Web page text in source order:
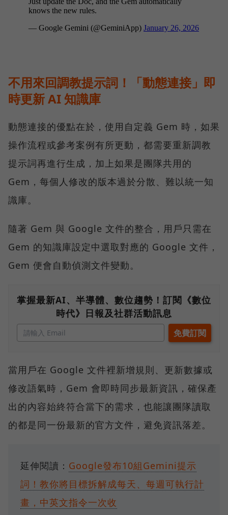
不用來回調教提示詞！「動態連接」即
時更新 AI 知識庫
動態連接的優點在於，使用自定義 Gem 時，如果
操作流程或參考案例有所更動，都需要重新調教
提示詞再進行生成，加上如果是團隊共用的
Gem，每個人修改的版本過於分散、難以統一知
識庫。
隨著 Gem 與 Google 文件的整合，用戶只需在
Gem 的知識庫設定中選取對應的 Google 文件，
Gem 便會自動偵測文件變動。
掌握最新AI、半導體、數位趨勢！訂閱《數位
時代》日報及社群活動訊息
當用戶在 Google 文件裡新增規則、更新數據或
修改語氣時，Gem 會即時同步最新資訊，確保產
出的內容始終符合當下的需求，也能讓團隊讀取
的都是同一份最新的官方文件，避免資訊落差。
延伸閱讀： Google發布10組Gemini提示
詞！教你將目標拆解成每天、每週可執行計
畫，中英文指令一次收